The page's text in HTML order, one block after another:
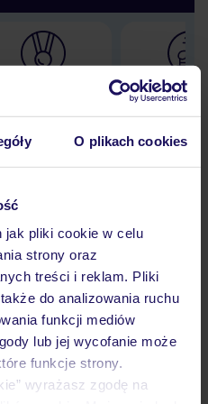
O plikach cookies
jak pliki cookie w celu
strony oraz
treści i reklam. Pliki
do analizowania ruchu
funkcji mediów
lub jej wycofanie może
funkcje strony.
wyrażasz zgodę na
30 lat w